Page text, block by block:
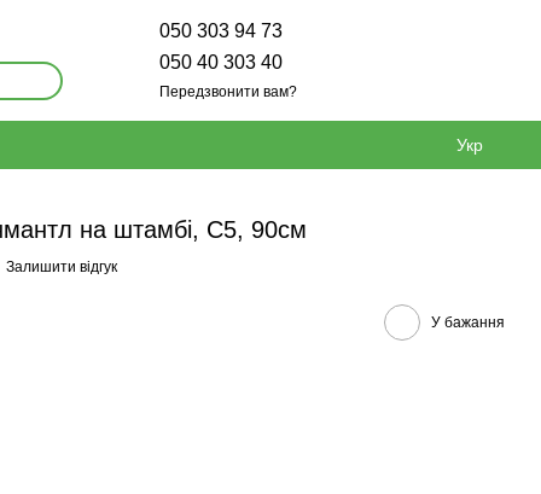
050 303 94 73
050 40 303 40
Передзвонити вам?
Укр
на штамбі, С5, 90см
Залишити відгук
У бажання